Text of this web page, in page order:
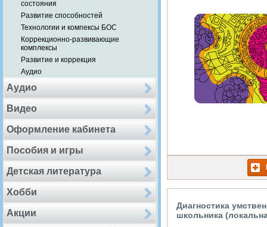
состояния
Развитие способностей
Технологии и компексы БОС
Коррекционно-развивающие
комплексы
Развитие и коррекция
Аудио
Аудио
Видео
Оформление кабинета
Пособия и игры
Детская литература
Хобби
Акции
Диагностика
школьника